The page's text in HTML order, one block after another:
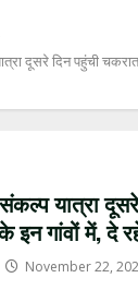
दूसरे दिन पहुंची
यात्रा
इन गांवों में, दे
November 22,